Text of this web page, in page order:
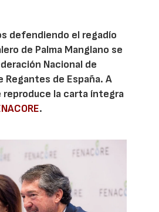
defendiendo el regadío
de Palma Manglano se
Nacional de
Regantes de España. A
la carta íntegra
.